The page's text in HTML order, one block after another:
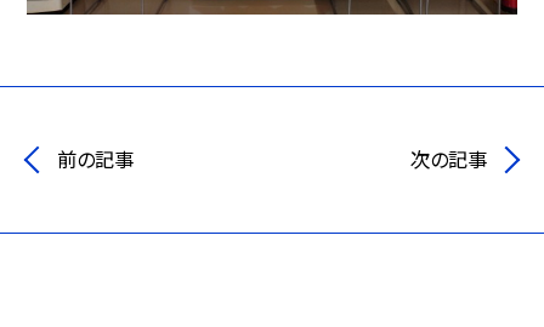
前の記事 次の記事